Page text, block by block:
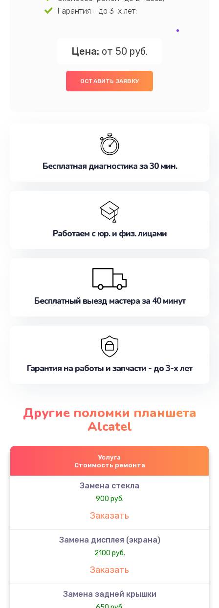
Гарантия - до 3-х лет;
Цена: от 50 руб.
ОСТАВИТЬ ЗАЯВКУ
Бесплатная диагностика за 30 мин.
Работаем с юр. и физ. лицами
Бесплатный выезд мастера за 40 минут
Гарантия на работы и запчасти - до 3-х лет
Другие поломки планшета
Alcatel
Услуга
Стоимость ремонта
Замена стекла
900 руб.
Заказать
Замена дисплея (экрана)
2100 руб.
Заказать
Замена задней крышки